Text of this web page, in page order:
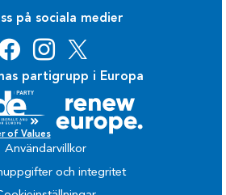
på sociala medier
partigrupp i Europa
of Values
Användarvillkor
och integritet